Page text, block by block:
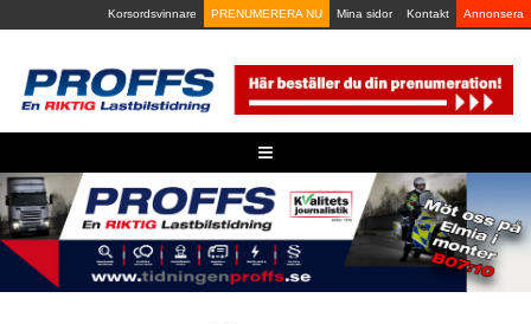
to
Korsordsvinnare PRENUMERERA NU Mina sidor Kontakt Annonsera
≡